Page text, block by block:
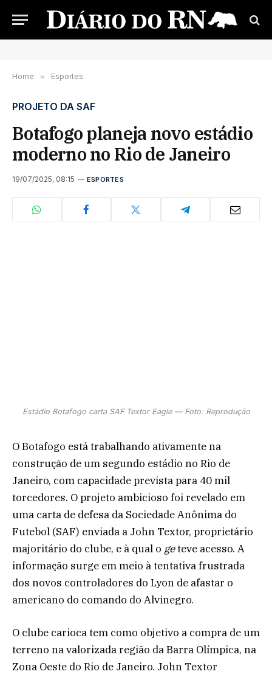
Home » Esportes
PROJETO DA SAF
Botafogo planeja novo estádio
moderno no Rio de Janeiro
19/07/2025, 08:15 ESPORTES
Estádio Botafogo carta SAF Textor Eagle — Foto: Reprodução
O Botafogo está trabalhando ativamente na
construção de um segundo estádio no Rio de
Janeiro, com capacidade prevista para 40 mil
torcedores. O projeto ambicioso foi revelado em
uma carta de defesa da Sociedade Anônima do
Futebol (SAF) enviada a John Textor, proprietário
majoritário do clube, e à qual o geteve acesso. A
informação surge em meio à tentativa frustrada
dos novos controladores do Lyon de afastar o
americano do comando do Alvinegro.
O clube carioca tem como objetivo a compra de um
terreno na valorizada região da Barra Olímpica, na
Zona Oeste do Rio de Janeiro. John Textor